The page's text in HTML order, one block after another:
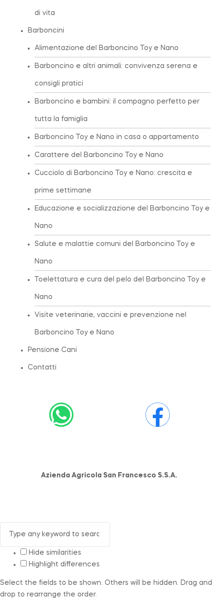
di vita
Barboncini
Alimentazione del Barboncino Toy e Nano
Barboncino e altri animali: convivenza serena e
consigli pratici
Barboncino e bambini: il compagno perfetto per
tutta la famiglia
Barboncino Toy e Nano in casa o appartamento
Carattere del Barboncino Toy e Nano
Cucciolo di Barboncino Toy e Nano: crescita e
prime settimane
Educazione e socializzazione del Barboncino Toy e
Nano
Salute e malattie comuni del Barboncino Toy e
Nano
Toelettatura e cura del pelo del Barboncino Toy e
Nano
Visite veterinarie, vaccini e prevenzione nel
Barboncino Toy e Nano
Pensione Cani
Contatti
Azienda Agricola San Francesco S.S.A.
Hide similarities
Highlight differences
Select the fields to be shown. Others will be hidden. Drag and
drop to rearrange the order.